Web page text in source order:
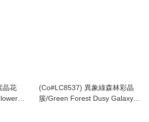
晶花
(Co#LC8537) 異象綠森林彩晶
簇/Green Forest Dusy Galaxy